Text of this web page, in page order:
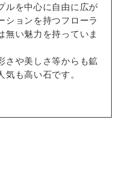
ルを中心に自由に広が
ションを持つフローラ
無い魅力を持っていま
さや美しさ等からも鉱
も高い石です。